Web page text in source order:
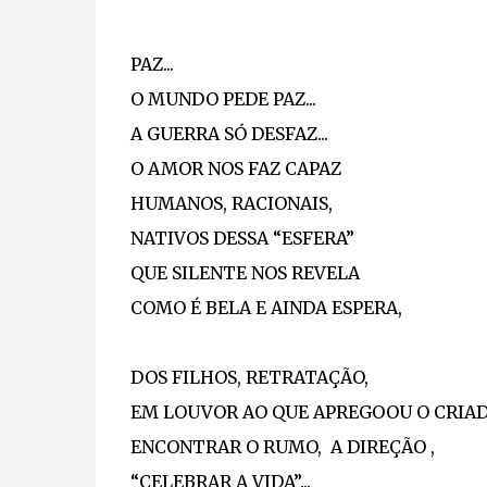
PAZ...
O MUNDO PEDE PAZ...
A GUERRA SÓ DESFAZ...
O AMOR NOS FAZ CAPAZ
HUMANOS, RACIONAIS,
NATIVOS DESSA “ESFERA”
QUE SILENTE NOS REVELA
COMO É BELA E AINDA ESPERA,
DOS FILHOS, RETRATAÇÃO,
EM LOUVOR AO QUE APREGOOU O
ENCONTRAR O RUMO, A DIREÇÃO ,
“CELEBRAR A VIDA”...